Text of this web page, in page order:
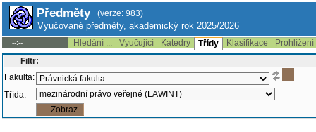
Předměty (verze: 983)
Vyučované předměty, akademický rok 2025/2026
--:-- Hledání ... Vyučující Katedry Třídy Klasifikace
Filtr:
Fakulta:
Třída: